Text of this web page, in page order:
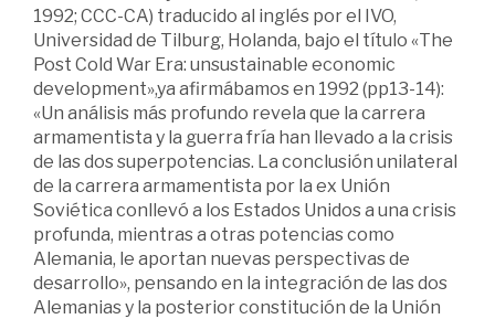
1992; CCC-CA) traducido al inglés por el IVO,
Universidad de Tilburg, Holanda, bajo el título «The
Post Cold War Era: unsustainable economic
development»,ya afirmábamos en 1992 (pp13-14):
«Un análisis más profundo revela que la carrera
armamentista y la guerra fría han llevado a la crisis
de las dos superpotencias. La conclusión unilateral
de la carrera armamentista por la ex Unión
Soviética conllevó a los Estados Unidos a una crisis
profunda, mientras a otras potencias como
Alemania, le aportan nuevas perspectivas de
desarrollo», pensando en la integración de las dos
Alemanias y la posterior constitución de la Unión